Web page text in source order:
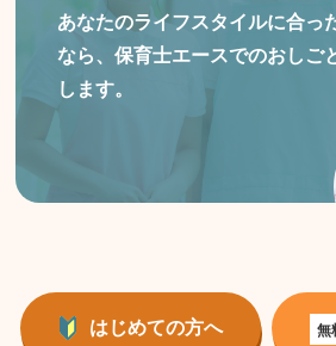
あなたのライフスタイルに合っ
なら、保育士エースでのおしご
します。
はじめての方へ 無